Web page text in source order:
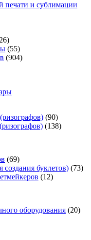
печати и сублимации
(55)
(904)
(90)
(138)
(69)
создания буклетов) (73)
(12)
оборудования (20)